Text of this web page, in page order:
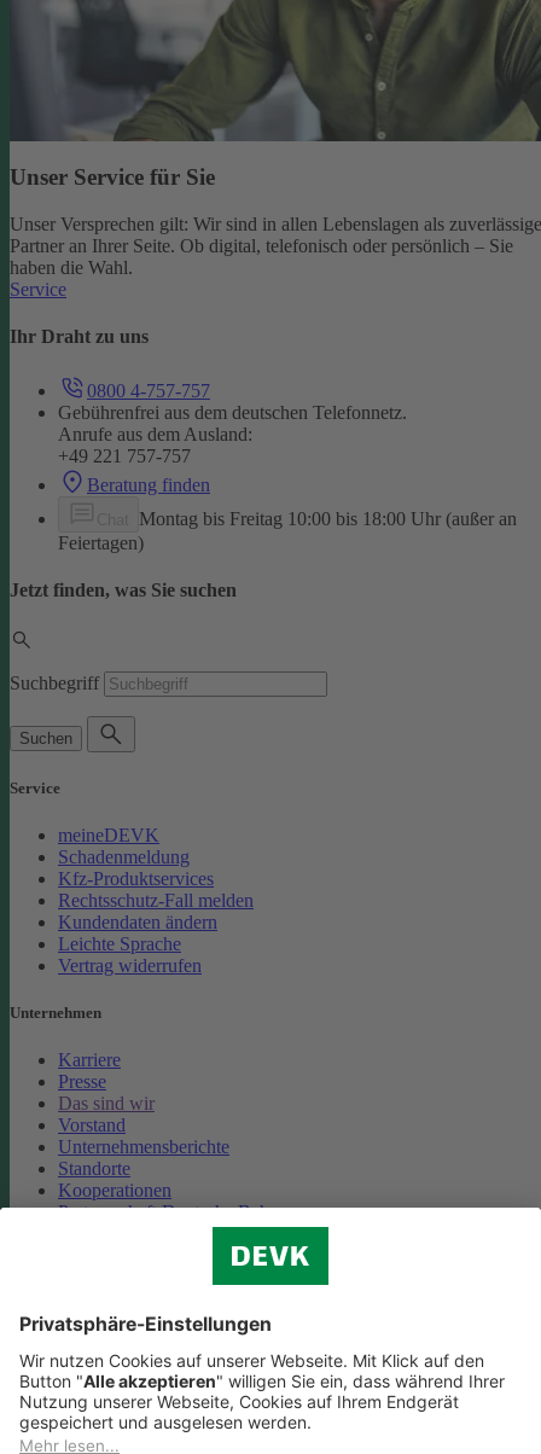
Unser Service für Sie
Unser Versprechen gilt: Wir sind in allen Lebenslagen als
Partner an Ihrer Seite. Ob digital, telefonisch oder persönlich – Sie
haben die Wahl.
Service
Ihr Draht zu uns
0800 4-757-757
Gebührenfrei aus dem deutschen Telefonnetz.
Anrufe aus dem Ausland:
+49 221 757-757
Beratung finden
Montag bis Freitag 10:00 bis 18:00 Uhr (außer an
Feiertagen)
Jetzt finden, was Sie suchen
Suchbegriff
Suchen
Service
meineDEVK
Schadenmeldung
Kfz-Produktservices
Rechtsschutz-Fall melden
Kundendaten ändern
Leichte Sprache
Vertrag widerrufen
Unternehmen
Karriere
Presse
Das sind wir
Vorstand
Unternehmensberichte
Standorte
Kooperationen
Partnerschaft Deutsche Bahn
Cookie-Einstellungen
Datenschutz